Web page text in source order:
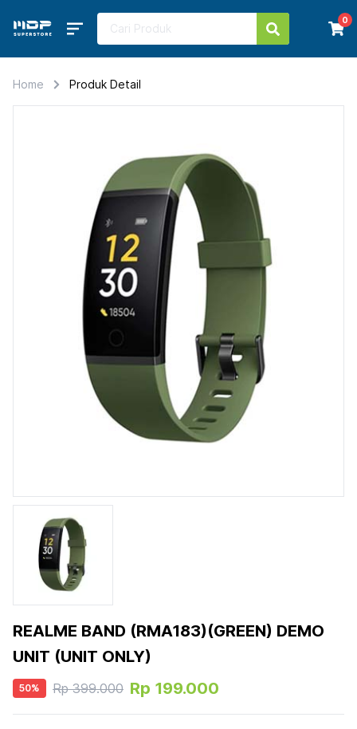
0
Home Produk Detail
REALME BAND (RMA183)(GREEN) DEMO
UNIT (UNIT ONLY)
50% Rp 399.000 Rp 199.000